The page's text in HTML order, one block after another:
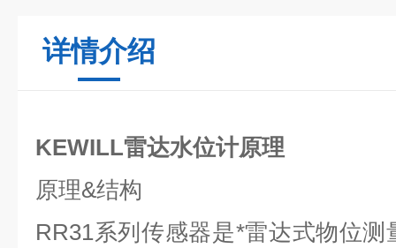
详情介绍
KEWILL雷达水位计原理
原理&结构
RR31系列传感器是*雷达式物位